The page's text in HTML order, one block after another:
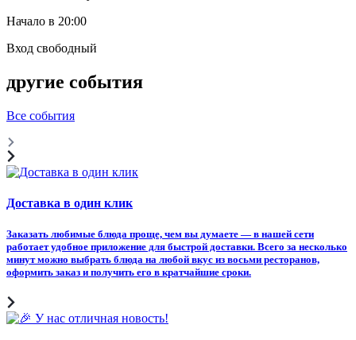
Начало в 20:00
Вход свободный
другие события
Все события
Доставка в один клик
Заказать любимые блюда проще, чем вы думаете — в нашей сети
работает удобное приложение для быстрой доставки. Всего за несколько
минут можно выбрать блюда на любой вкус из восьми ресторанов,
оформить заказ и получить его в кратчайшие сроки.